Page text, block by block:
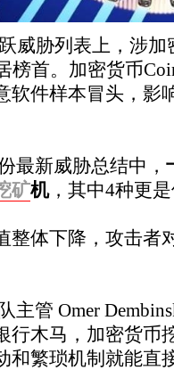
威胁列表上，涉加
榜首。加密货币
软件样本冒头，影
最新威胁总结中，
矿机，其中4种更
整体下降，攻击者
主管 Omer
行木马，加密货币
和繁琐机制就能直